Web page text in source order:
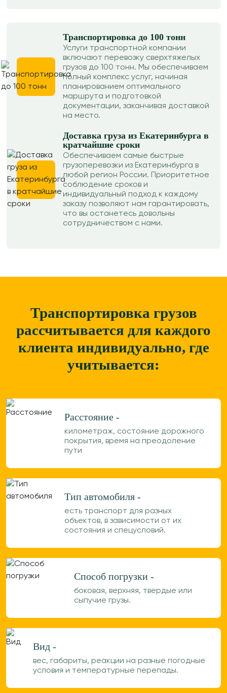
Транспортировка до 100 тонн
Услуги транспортной компании
включают перевозку сверхтяжелых
грузов до 100 тонн. Мы обеспечиваем
полный комплекс услуг, начиная
планированием оптимального
маршрута и подготовкой
документации, заканчивая доставкой
на место.
Доставка груза из Екатеринбурга в
кратчайшие сроки
Обеспечиваем самые быстрые
грузоперевозки из Екатеринбурга в
любой регион России. Приоритетное
соблюдение сроков и
индивидуальный подход к каждому
заказу позволяют нам гарантировать,
что вы останетесь довольны
сотрудничеством с нами.
Транспортировка грузов
рассчитывается для каждого
клиента индивидуально, где
учитывается:
Расстояние -
километраж, состояние дорожного
покрытия, время на преодоление
пути
Тип автомобиля -
есть транспорт для разных
объектов, в зависимости от их
состояния и спецусловий.
Способ погрузки -
боковая, верхняя, твердые или
сыпучие грузы.
Вид -
вес, габариты, реакции на разные погодные
условия и температурные перепады.